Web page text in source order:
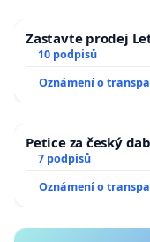
Zastavte prodej
10 podpisů
Oznámení o
Petice za český
7 podpisů
Oznámení o